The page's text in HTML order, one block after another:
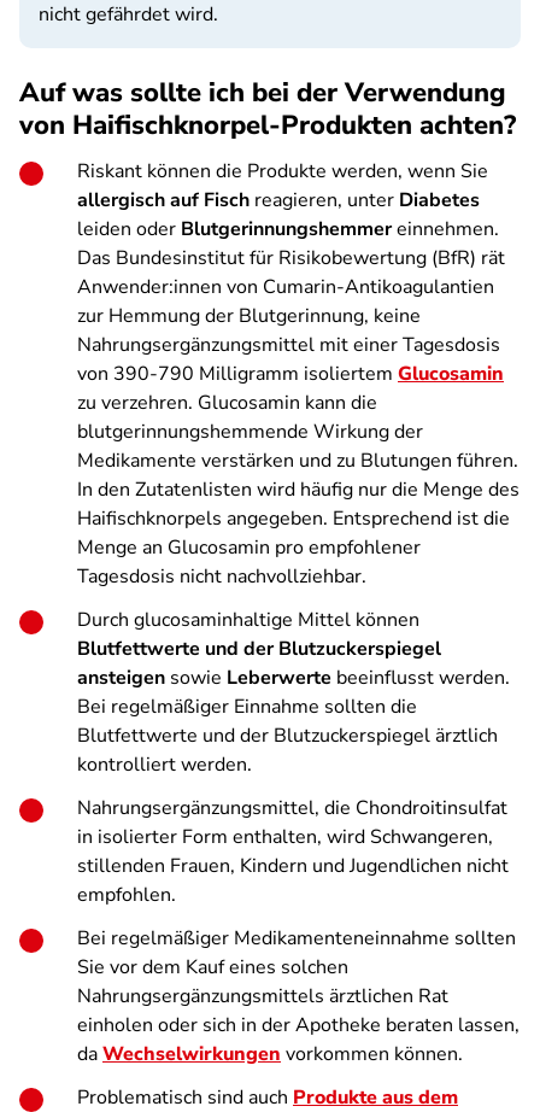
nicht gefährdet wird.
Auf was sollte ich bei der Verwendung
von Haifischknorpel-Produkten achten?
Riskant können die Produkte werden, wenn Sie
allergisch auf Fisch reagieren, unter Diabetes
leiden oder Blutgerinnungshemmereinnehmen.
Das Bundesinstitut für Risikobewertung (BfR) rät
Anwender:innen von Cumarin-Antikoagulantien
zur Hemmung der Blutgerinnung, keine
Nahrungsergänzungsmittel mit einer Tagesdosis
von 390-790 Milligramm isoliertem Glucosamin
zu verzehren. Glucosamin kann die
blutgerinnungshemmende Wirkung der
Medikamente verstärken und zu Blutungen führen.
In den Zutatenlisten wird häufig nur die Menge des
Haifischknorpels angegeben. Entsprechend ist die
Menge an Glucosamin pro empfohlener
Tagesdosis nicht nachvollziehbar.
Durch glucosaminhaltige Mittel können
Blutfettwerte und der Blutzuckerspiegel
ansteigen sowie Leberwerte beeinflusst werden.
Bei regelmäßiger Einnahme sollten die
Blutfettwerte und der Blutzuckerspiegel ärztlich
kontrolliert werden.
Nahrungsergänzungsmittel, die Chondroitinsulfat
in isolierter Form enthalten, wird Schwangeren,
stillenden Frauen, Kindern und Jugendlichen nicht
empfohlen.
Bei regelmäßiger Medikamenteneinnahme sollten
Sie vor dem Kauf eines solchen
Nahrungsergänzungsmittels ärztlichen Rat
einholen oder sich in der Apotheke beraten lassen,
daWechselwirkungen vorkommen können.
Problematisch sind auch Produkte aus dem